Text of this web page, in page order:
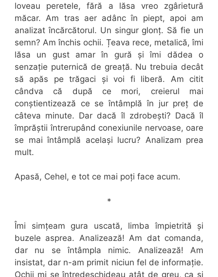
loveau peretele, fără a lăsa vreo zgârietură
măcar. Am tras aer adânc în piept, apoi am
analizat încărcătorul. Un singur glonț. Să fie un
semn? Am închis ochii. Țeava rece, metalică, îmi
lăsa un gust amar în gură și îmi dădea o
senzație puternică de greață. Nu trebuia decât
să apăs pe trăgaci și voi fi liberă. Am citit
cândva că după ce mori, creierul mai
conștientizează ce se întâmplă în jur preț de
câteva minute. Dar dacă îl zdrobești? Dacă îl
împrăștii întrerupând conexiunile nervoase, oare
se mai întâmplă același lucru? Analizam prea
mult.
Apasă, Cehel, e tot ce mai poți face acum.
*
Îmi simțeam gura uscată, limba împietrită și
buzele asprea. Analizează! Am dat comanda,
dar nu se întâmpla nimic. Analizează! Am
insistat, dar n-am primit niciun fel de informație.
Ochii mi se întredeschideau atât de greu, ca și